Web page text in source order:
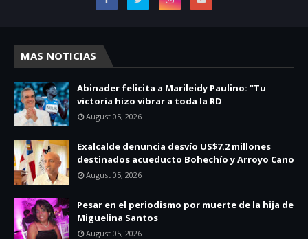
MAS NOTICIAS
Abinader felicita a Marileidy Paulino: "Tu
victoria hizo vibrar a toda la RD
August 05, 2026
Exalcalde denuncia desvío US$7.2 millones
destinados acueducto Bohechío y Arroyo Cano
August 05, 2026
Pesar en el periodismo por muerte de la hija de
Miguelina Santos
August 05, 2026